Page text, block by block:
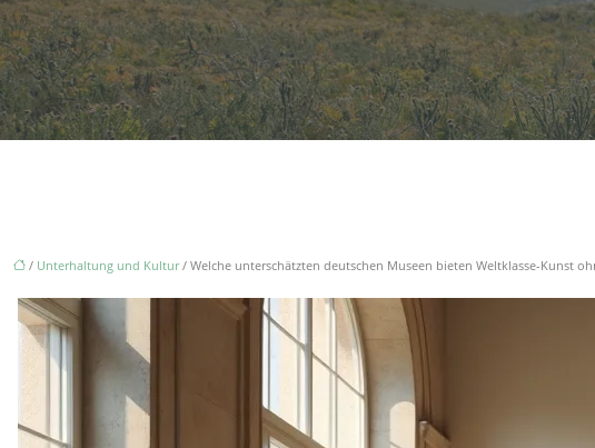
/ Unterhaltung und Kultur/ Welche unterschätzten deutschen Museen bieten Weltklasse-Kunst